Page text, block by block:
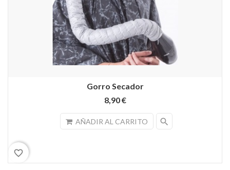
Gorro Secador
8,90 €
AÑADIR AL CARRITO search
favorite_border